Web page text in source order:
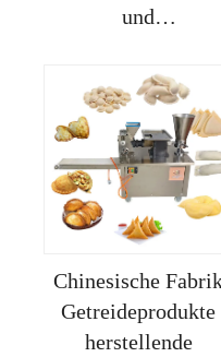
und
Chinesische
Getreideprodukte
herstellende